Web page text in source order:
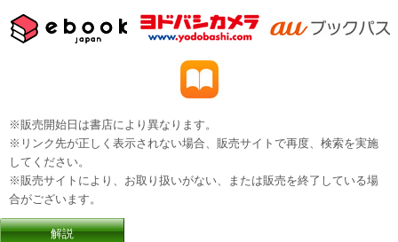
※販売開始日は書店により異なります。
※リンク先が正しく表示されない場合、販売サイトで再度、検索を実施
してください。
※販売サイトにより、お取り扱いがない、または販売を終了している場
合がございます。
解説